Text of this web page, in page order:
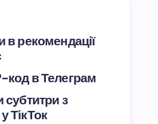
в рекомендації
код в Телеграм
субтитри з
ТікТок